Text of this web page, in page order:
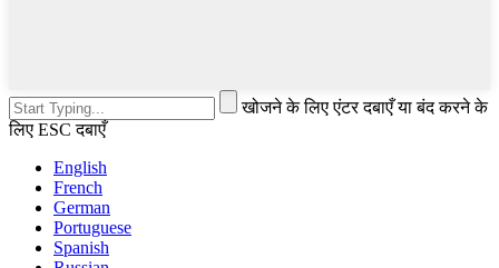
खोजने के लिए एंटर दबाएँ या बंद करने के
लिए ESC दबाएँ
English
French
German
Portuguese
Spanish